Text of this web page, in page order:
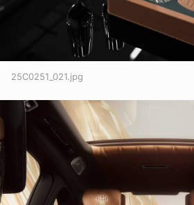
25C0251_021.jpg